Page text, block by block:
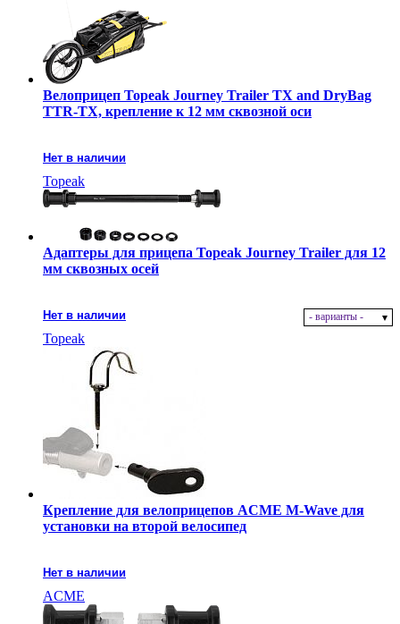
Велоприцеп Topeak Journey Trailer TX and DryBag
TTR-TX, крепление к 12 мм сквозной оси
Нет в наличии
Topeak
Адаптеры для прицепа Topeak Journey Trailer для 12
мм сквозных осей
Нет в наличии - варианты -
Topeak
Крепление для велоприцепов ACME M-Wave для
установки на второй велосипед
Нет в наличии
ACME